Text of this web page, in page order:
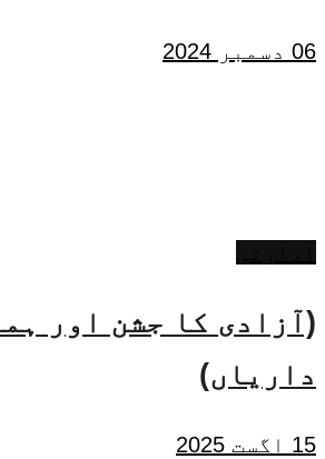
06 دسمبر 2024
(آزادی کا جشن اور
داریاں)
15 اگست 2025